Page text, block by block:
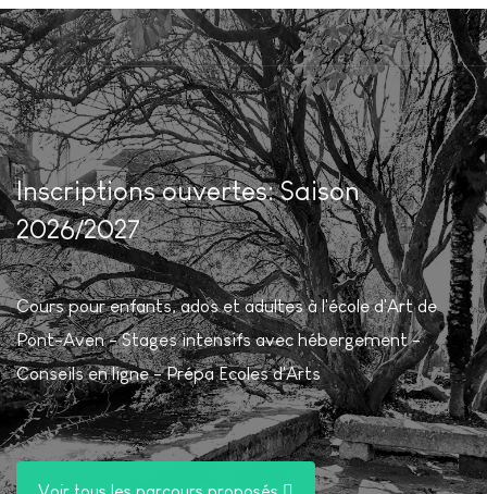
Inscriptions ouvertes: Saison
2026/2027
Cours pour enfants, ados et adultes à l'école d'Art de
Pont-Aven - Stages intensifs avec hébergement -
Conseils en ligne - Prépa Ecoles d'Arts